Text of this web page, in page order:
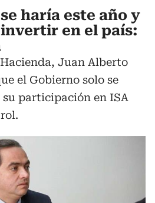
haría este año y
en el país:
Juan Alberto
el Gobierno solo se
participación en ISA